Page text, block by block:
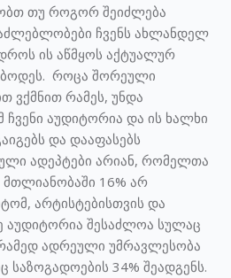
თუ როგორ შეიძლება
ჩვენს ახლანდელ
ის აწმყოს აქტუალურ
როცა შორეული
ვქმნით რამეს, უნდა
აუდიტორია და ის ხალხი
და დააფასებს
ადეპტები არიან, რომელთა
16% არ
არტისტებისთვის და
აუდიტორია შესაძლოა სულაც
ადრეული უმრავლესობა
34% შეადგენს.